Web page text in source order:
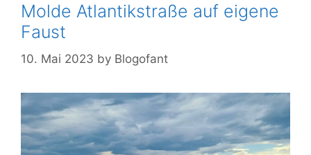
Molde Atlantikstraße auf eigene
Faust
10. Mai 2023 by Blogofant